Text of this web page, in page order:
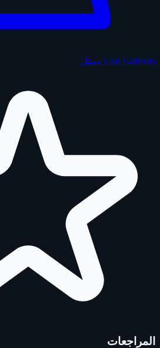
Lola Gallardo ممثل
المراجعات